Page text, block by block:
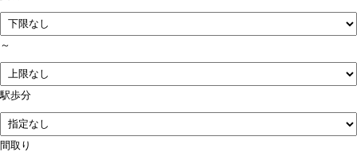
～
駅歩分
間取り